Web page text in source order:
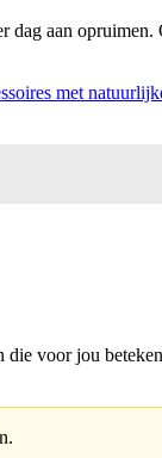
dag aan opruimen.
met
die voor jou